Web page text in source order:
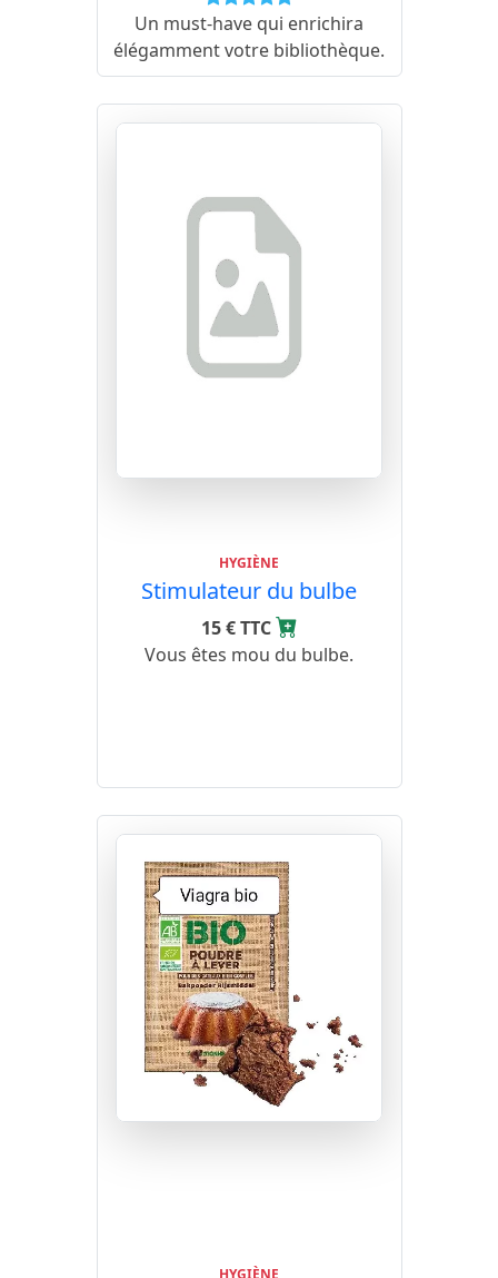
Un must-have qui enrichira
élégamment votre bibliothèque.
HYGIÈNE
Stimulateur du bulbe
15 € TTC
Vous êtes mou du bulbe.
HYGIÈNE